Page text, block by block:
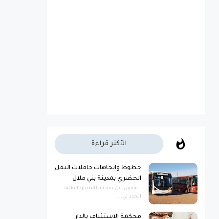
الأكثر قراءة
خطوط واتجاهات حافلات النقل
الحضري بمدينة بني ملال
منقول عن صفحة المسار: الطلبة
الجدد لي...
محكمة الاستئناف بالدار